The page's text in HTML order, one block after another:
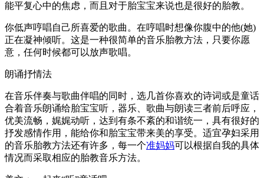
能平复心中的焦虑，而且对于胎宝宝来说也是很好的胎教。
你低声哼唱自己所喜爱的歌曲。在哼唱时想像你腹中的他(她)
正在凝神倾听。这是一种很简单的音乐胎教方法，只要你愿
意，任何时候都可以放声歌唱。
朗诵抒情法
在音乐伴奏与歌曲伴唱的同时，选几首你喜欢的诗词或是童话
合着音乐朗诵给胎宝宝听，器乐、歌曲与朗读三者前后呼应，
优美流畅，娓娓动听，达到有条不紊的和谐统一，具有很好的
抒发感情作用，能给你和胎宝宝带来美的享受。适宜孕妇采用
的音乐胎教方法还有许多，每一个准妈妈可以根据自我的具体
情况而采取相应的胎教音乐方法。